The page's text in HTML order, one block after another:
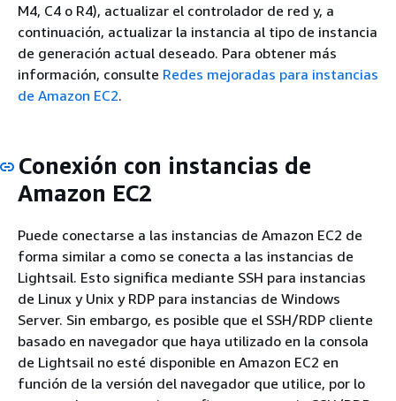
M4, C4 o R4), actualizar el controlador de red y, a
continuación, actualizar la instancia al tipo de instancia
de generación actual deseado. Para obtener más
información, consulte Redes mejoradas para instancias
de Amazon EC2.
Conexión con instancias de
Amazon EC2
Puede conectarse a las instancias de Amazon EC2 de
forma similar a como se conecta a las instancias de
Lightsail. Esto significa mediante SSH para instancias
de Linux y Unix y RDP para instancias de Windows
Server. Sin embargo, es posible que el SSH/RDP cliente
basado en navegador que haya utilizado en la consola
de Lightsail no esté disponible en Amazon EC2 en
función de la versión del navegador que utilice, por lo